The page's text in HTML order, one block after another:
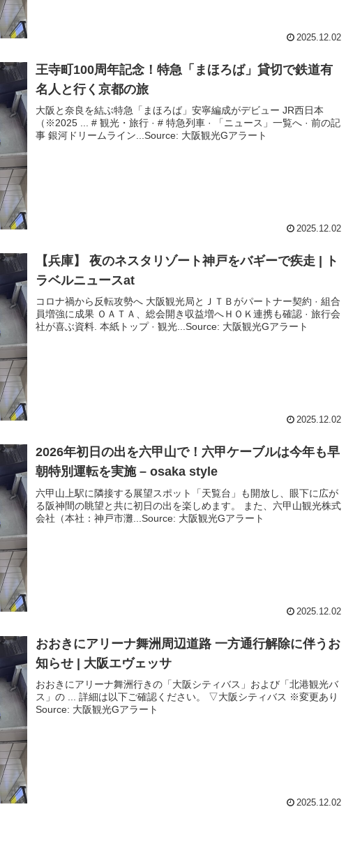
2025.12.02
王寺町100周年記念！特急「まほろば」貸切で鉄道有
名人と行く京都の旅
大阪と奈良を結ぶ特急「まほろば」安寧編成がデビュー JR西日本
（※2025 ... # 観光・旅行 · # 特急列車 · 「ニュース」一覧へ · 前の記
事 銀河ドリームライン...Source: 大阪観光Gアラート
2025.12.02
【兵庫】 夜のネスタリゾート神戸をバギーで疾走 | ト
ラベルニュースat
コロナ禍から反転攻勢へ 大阪観光局とＪＴＢがパートナー契約 · 組合
員増強に成果 ＯＡＴＡ、総会開き収益増へＨＯＫ連携も確認 · 旅行会
社が喜ぶ資料. 本紙トップ · 観光...Source: 大阪観光Gアラート
2025.12.02
2026年初日の出を六甲山で！六甲ケーブルは今年も早
朝特別運転を実施 – osaka style
六甲山上駅に隣接する展望スポット「天覧台」も開放し、眼下に広が
る阪神間の眺望と共に初日の出を楽しめます。 また、六甲山観光株式
会社（本社：神戸市灘...Source: 大阪観光Gアラート
2025.12.02
おおきにアリーナ舞洲周辺道路 一方通行解除に伴うお
知らせ | 大阪エヴェッサ
おおきにアリーナ舞洲行きの「大阪シティバス」および「北港観光バ
ス」の ... 詳細は以下ご確認ください。 ▽大阪シティバス ※変更あり
Source: 大阪観光Gアラート
2025.12.02